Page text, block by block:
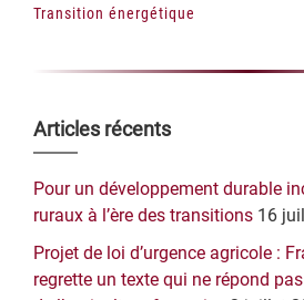
Transition énergétique
Barre
latérale
principale
Articles récents
Pour un développement durable
ruraux à l’ère des transitions 16
Projet de loi d’urgence agricole :
regrette un texte qui ne répond